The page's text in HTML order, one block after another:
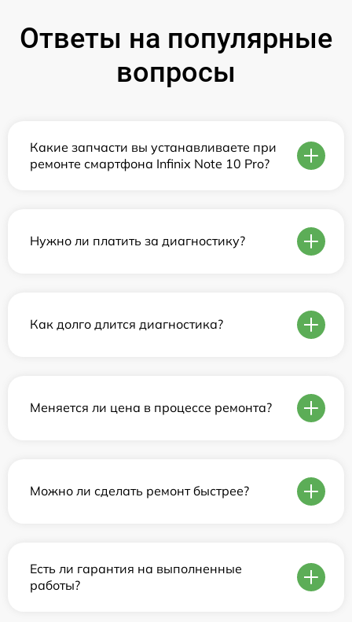
Ответы на популярные
вопросы
Какие запчасти вы устанавливаете при
ремонте смартфона Infinix Note 10 Pro?
Нужно ли платить за диагностику?
Как долго длится диагностика?
Меняется ли цена в процессе ремонта?
Можно ли сделать ремонт быстрее?
Есть ли гарантия на выполненные
работы?